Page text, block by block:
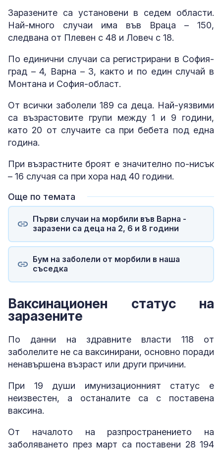
Заразените са установени в седем области.
Най-много случаи има във Враца – 150,
следвана от Плевен с 48 и Ловеч с 18.
По единични случаи са регистрирани в София-
град – 4, Варна – 3, както и по един случай в
Монтана и София-област.
От всички заболели 189 са деца. Най-уязвими
са възрастовите групи между 1 и 9 години,
като 20 от случаите са при бебета под една
година.
При възрастните броят е значително по-нисък
– 16 случая са при хора над 40 години.
Още по темата
Първи случаи на морбили във Варна -
заразени са деца на 2, 6 и 8 години
Бум на заболели от морбили в наша
съседка
Ваксинационен статус на
заразените
По данни на здравните власти 118 от
заболелите не са ваксинирани, основно поради
ненавършена възраст или други причини.
При 19 души имунизационният статус е
неизвестен, а останалите са с поставена
ваксина.
От началото на разпространението на
заболяването през март са поставени 28 194